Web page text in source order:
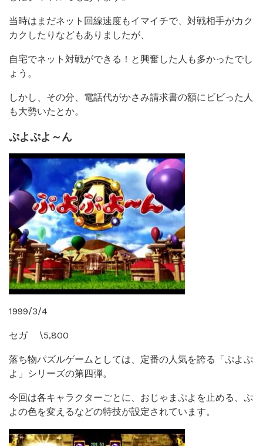
当時はまだネット回線速度もイマイチで、対戦相手がカク
カクしたりなどもありましたが、
自宅でネット対戦ができる！と興奮した人も多かったでし
ょう。
しかし、その分、電話代がかさみ請求書の額にビビった人
も大勢いたとか。
ぷよぷよ～ん
1999/3/4
セガ \5,800
落ち物パズルゲームとしては、定番の人気を誇る「ぷよぷ
よ」シリーズの第四弾。
今回は各キャラクターごとに、おじゃまぷよを止める、ぷ
よの色を変えるなどの特技が設定されています。